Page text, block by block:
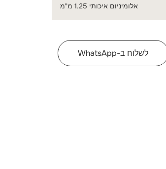
אלומיניום איכותי 1.25 מ"מ
לשלוח ב-WhatsApp